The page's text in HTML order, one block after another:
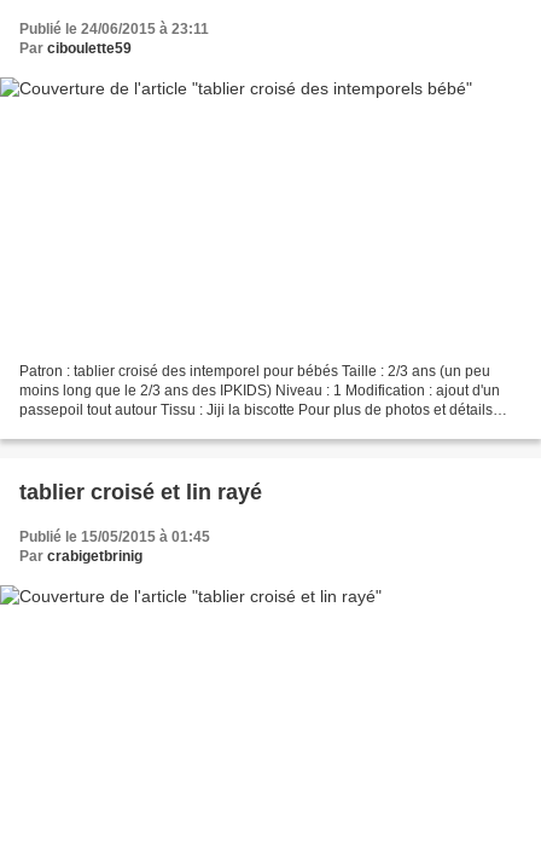
Publié le 24/06/2015 à 23:11
Par ciboulette59
Patron : tablier croisé des intemporel pour bébés Taille : 2/3 ans (un peu
moins long que le 2/3 ans des IPKIDS) Niveau : 1 Modification : ajout d'un
passepoil tout autour Tissu : Jiji la biscotte Pour plus de photos et détails
tablier croisé et lin rayé
Publié le 15/05/2015 à 01:45
Par crabigetbrinig